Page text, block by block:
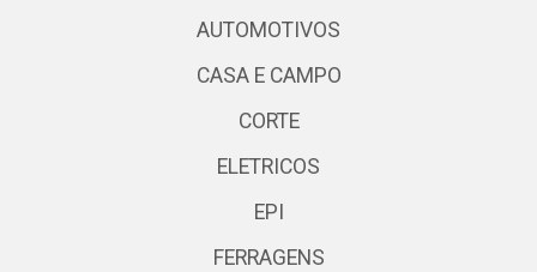
AUTOMOTIVOS
CASA E CAMPO
CORTE
ELETRICOS
EPI
FERRAGENS